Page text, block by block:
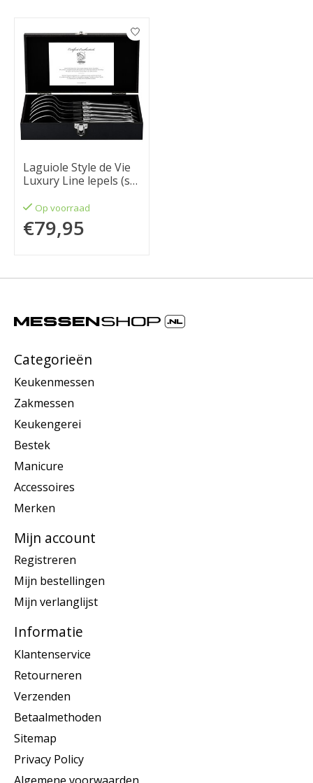
Items van productcarrousel
Laguiole Style de Vie
Luxury Line lepels (set
Op voorraad
€79,95
Categorieën
Keukenmessen
Zakmessen
Keukengerei
Bestek
Manicure
Accessoires
Merken
Mijn account
Registreren
Mijn bestellingen
Mijn verlanglijst
Informatie
Klantenservice
Retourneren
Verzenden
Betaalmethoden
Sitemap
Privacy Policy